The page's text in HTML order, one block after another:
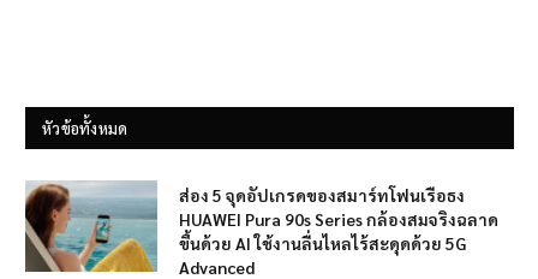
หัวข้อทั้งหมด
ส่อง 5 จุดอัปเกรดของสมาร์ทโฟนเรือธง
HUAWEI Pura 90s Series กล้องสมจริงฉลาด
ขึ้นด้วย AI ใช้งานลื่นไหลไร้สะดุดด้วย 5G
Advanced